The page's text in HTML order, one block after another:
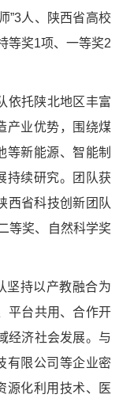
”3人、陕西省高校
等奖1项、一等奖2
依托陕北地区丰富
产业优势，围绕煤
等新能源、智能制
持续研究。团队获
西省科技创新团队
等奖、自然科学奖
坚持以产教融合为
平台共用、合作开
经济社会发展。与
有限公司等企业密
源化利用技术、医